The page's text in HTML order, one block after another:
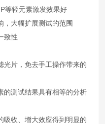
等轻元素激发效果好
，大幅扩展测试的范围
致性
光片，免去手工操作带来的
的测试结果具有相等的分析
吸收、增大效应得到明显的